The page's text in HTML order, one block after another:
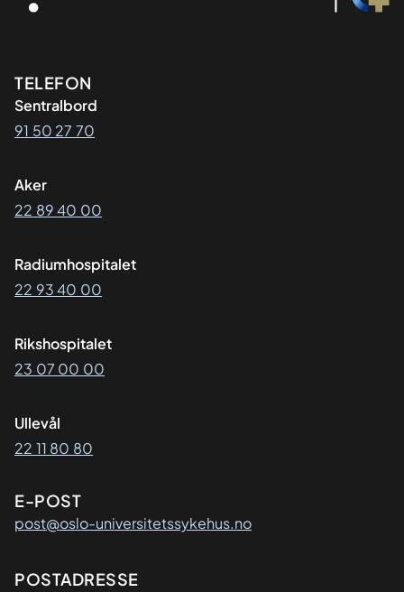
Kontaktinformasjon
TELEFON
Sentralbord
91 50 27 70
Aker
22 89 40 00
Radiumhospitalet
22 93 40 00
Rikshospitalet
23 07 00 00
Ullevål
22 11 80 80
E-POST
post@oslo-universitetssykehus.no
Adresse
POSTADRESSE